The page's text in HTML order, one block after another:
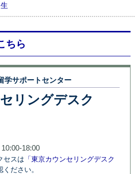
ちら
学サポートセンター
リングデスク
18:00
セスは 「東京カウンセリングデスク
ださい。